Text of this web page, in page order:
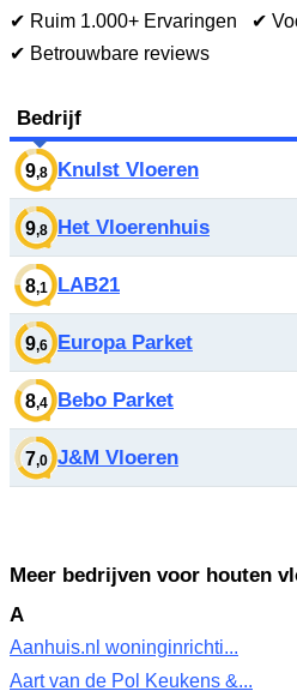
✔ Ruim 1.000+ Ervaringen
✔
✔ Betrouwbare reviews
Bedrijf
9,8 Knulst Vloeren
9,8 Het Vloerenhuis
8,1 LAB21
9,6 Europa Parket
8,4 Bebo Parket
7,0 J&M Vloeren
Meer bedrijven voor houten
A
Aanhuis.nl woninginrichti...
Aart van de Pol Keukens &...